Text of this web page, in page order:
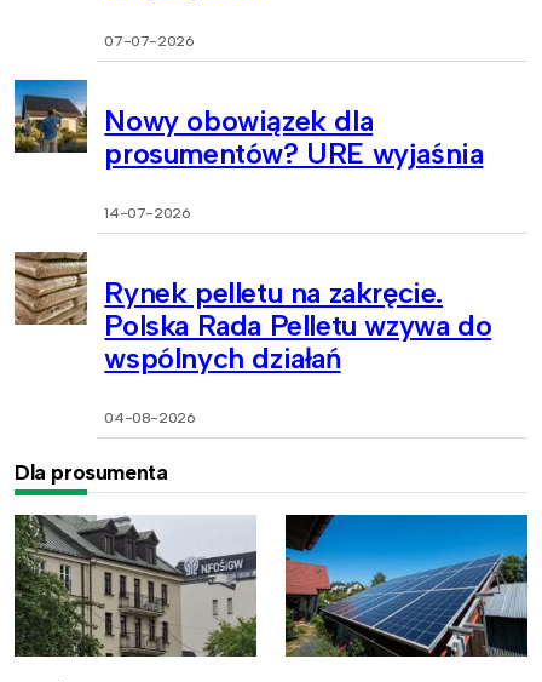
07-07-2026
Nowy obowiązek dla
prosumentów? URE wyjaśnia
14-07-2026
Rynek pelletu na zakręcie.
Polska Rada Pelletu wzywa do
wspólnych działań
04-08-2026
Dla prosumenta